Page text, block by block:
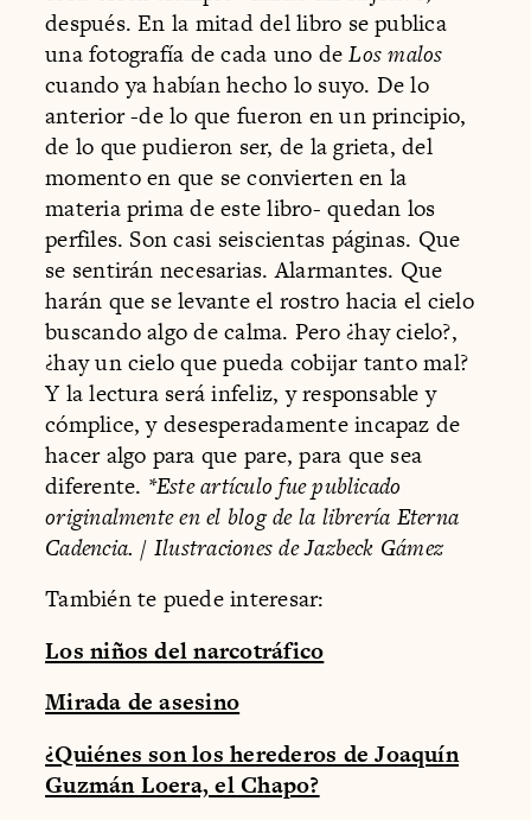
después. En la mitad del libro se publica
una fotografía de cada uno deLos malos
cuando ya habían hecho lo suyo. De lo
anterior -de lo que fueron en un principio,
de lo que pudieron ser, de la grieta, del
momento en que se convierten en la
materia prima de este libro- quedan los
perfiles. Son casi seiscientas páginas. Que
se sentirán necesarias. Alarmantes. Que
harán que se levante el rostro hacia el cielo
buscando algo de calma. Pero ¿hay cielo?,
¿hay un cielo que pueda cobijar tanto mal?
Y la lectura será infeliz, y responsable y
cómplice, y desesperadamente incapaz de
hacer algo para que pare, para que sea
diferente. *Este artículo fue publicado
originalmente en el blog de la librería Eterna
Cadencia. / Ilustraciones de Jazbeck Gámez
También te puede interesar:
Los niños del narcotráfico
Mirada de asesino
¿Quiénes son los herederos de Joaquín
Guzmán Loera, el Chapo?